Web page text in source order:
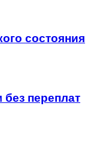
состояния
переплат